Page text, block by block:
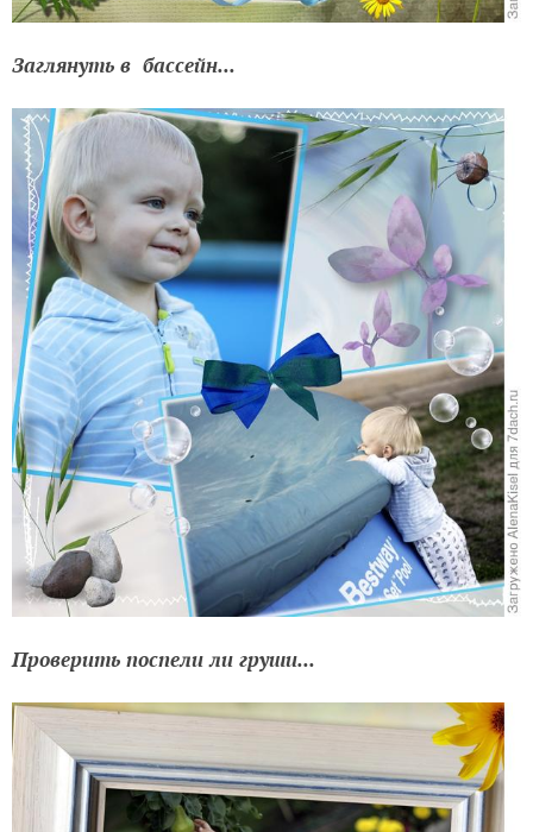
Заглянуть в бассейн...
Проверить поспели ли груши...